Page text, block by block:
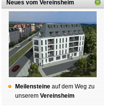
Neues vom Vereinsheim
Mei­len­stei­ne auf dem Weg zu
un­se­rem Ver­eins­heim